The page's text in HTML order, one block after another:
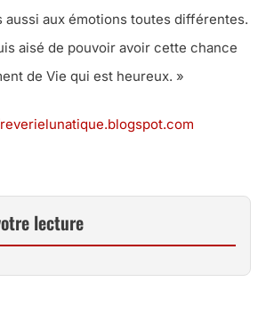
aussi aux émotions toutes différentes.
aisé de pouvoir avoir cette chance
de Vie qui est heureux. »
lecture